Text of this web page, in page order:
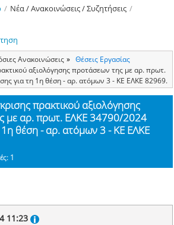
/ Νέα / Ανακοινώσεις / Συζητήσεις /
Ανακοινώσεις
Θέσεις Εργασίας
αξιολόγησης προτάσεων της με αρ. πρωτ.
για τη 1η θέση - αρ. ατόμων 3 - ΚΕ ΕΛΚΕ 82969.
πρακτικού αξιολόγησης
με αρ. πρωτ. ΕΛΚΕ 34790/2024
θέση - αρ. ατόμων 3 - ΚΕ ΕΛΚΕ
1
11:23